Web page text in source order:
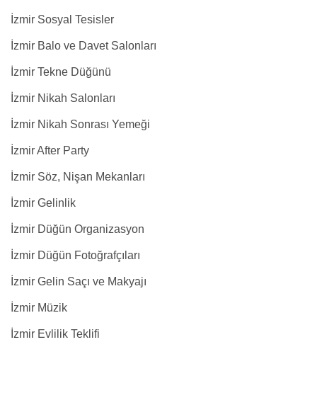
İzmir Sosyal Tesisler
İzmir Balo ve Davet Salonları
İzmir Tekne Düğünü
İzmir Nikah Salonları
İzmir Nikah Sonrası Yemeği
İzmir After Party
İzmir Söz, Nişan Mekanları
İzmir Gelinlik
İzmir Düğün Organizasyon
İzmir Düğün Fotoğrafçıları
İzmir Gelin Saçı ve Makyajı
İzmir Müzik
İzmir Evlilik Teklifi